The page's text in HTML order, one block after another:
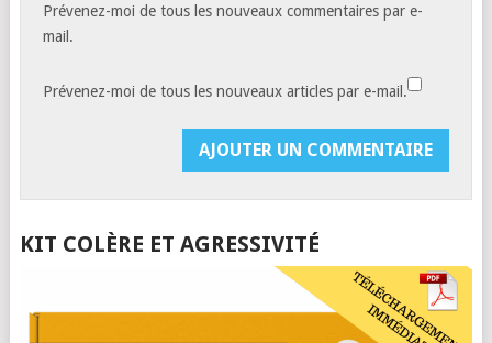
Prévenez-moi de tous les nouveaux commentaires par e-
mail.
Prévenez-moi de tous les nouveaux articles par e-mail.
KIT COLÈRE ET AGRESSIVITÉ